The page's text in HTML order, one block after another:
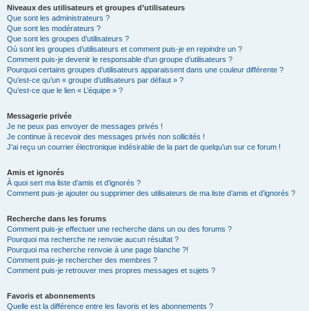
Niveaux des utilisateurs et groupes d’utilisateurs
Que sont les administrateurs ?
Que sont les modérateurs ?
Que sont les groupes d’utilisateurs ?
Où sont les groupes d’utilisateurs et comment puis-je en rejoindre un ?
Comment puis-je devenir le responsable d’un groupe d’utilisateurs ?
Pourquoi certains groupes d’utilisateurs apparaissent dans une couleur différente ?
Qu’est-ce qu’un « groupe d’utilisateurs par défaut » ?
Qu’est-ce que le lien « L’équipe » ?
Messagerie privée
Je ne peux pas envoyer de messages privés !
Je continue à recevoir des messages privés non sollicités !
J’ai reçu un courrier électronique indésirable de la part de quelqu’un sur ce forum !
Amis et ignorés
À quoi sert ma liste d’amis et d’ignorés ?
Comment puis-je ajouter ou supprimer des utilisateurs de ma liste d’amis et d’ignorés ?
Recherche dans les forums
Comment puis-je effectuer une recherche dans un ou des forums ?
Pourquoi ma recherche ne renvoie aucun résultat ?
Pourquoi ma recherche renvoie à une page blanche ?!
Comment puis-je rechercher des membres ?
Comment puis-je retrouver mes propres messages et sujets ?
Favoris et abonnements
Quelle est la différence entre les favoris et les abonnements ?